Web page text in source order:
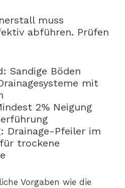
muss
abführen. Prüfen
Sandige Böden
mit
2% Neigung
Drainage-Pfeiler im
trockene
Vorgaben wie die